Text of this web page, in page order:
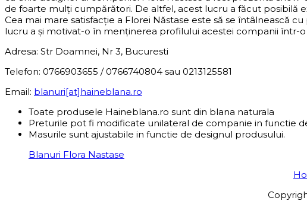
de foarte mulți cumpărători. De altfel, acest lucru a făcut posibilă
Cea mai mare satisfacție a Florei Năstase este să se întâlnească
lucru a și motivat-o în menținerea profilului acestei companii într-o
Adresa: Str Doamnei, Nr 3, Bucuresti
Telefon: 0766903655 / 0766740804 sau 0213125581
Email: blanuri[at]haineblana.ro
Toate produsele Haineblana.ro sunt din blana naturala
Preturile pot fi modificate unilateral de companie in functie
Masurile sunt ajustabile in functie de designul produsului.
Blanuri Flora Nastase